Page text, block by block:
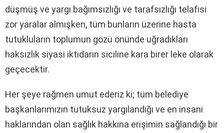
düşmüş ve yargı bağımsızlığı ve tarafsızlığı telafisi
zor yaralar almışken, tüm bunların üzerine hasta
tutukluların toplumun gözü önünde uğradıkları
haksızlık siyasi iktidarın siciline kara birer leke olarak
geçecektir.
Her şeye rağmen umut ederiz ki; tüm belediye
başkanlarımızın tutuksuz yargılandığı ve en insani
haklarından olan sağlık hakkına erişimin sağlandığı bir